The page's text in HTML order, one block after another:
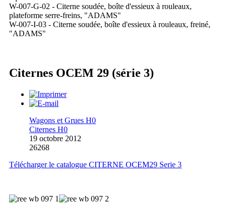
W-007-G-02 - Citerne soudée, boîte d'essieux à rouleaux,
plateforme serre-freins, "ADAMS"
W-007-I-03 - Citerne soudée, boîte d'essieux à rouleaux, freiné,
"ADAMS"
Citernes OCEM 29 (série 3)
Wagons et Grues H0
Citernes H0
19 octobre 2012
26268
Télécharger le catalogue CITERNE OCEM29 Serie 3